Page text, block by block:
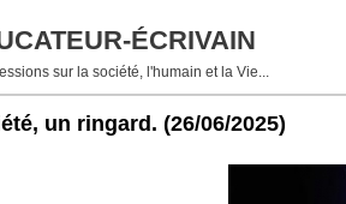
ÉCRIVAIN
sur la société, l'humain et la Vie...
un ringard. (26/06/2025)